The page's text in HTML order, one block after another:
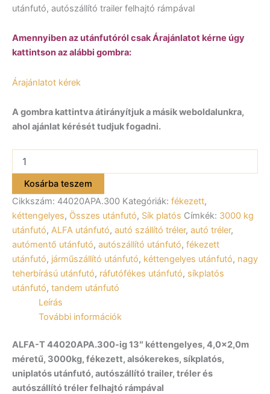
utánfutó, autószállító trailer felhajtó rámpával
Amennyiben az utánfutóról csak Árajánlatot kérne úgy
kattintson az alábbi gombra:
Árajánlatot kérek
A gombra kattintva átirányítjuk a másik weboldalunkra,
ahol ajánlat kérését tudjuk fogadni.
44020APA.300
kéttengelyes
fékezett
utánfutó
400x200cm
3000kg
össztömeg
mennyiség
Kosárba teszem
Cikkszám: 44020APA.300 Kategóriák: fékezett,
kéttengelyes, Összes utánfutó, Sík platós Címkék: 3000 kg
utánfutó, ALFA utánfutó, autó szállító tréler, autó tréler,
autómentő utánfutó, autószállító utánfutó, fékezett
utánfutó, járműszállító utánfutó, kéttengelyes utánfutó, nagy
teherbírású utánfutó, ráfutófékes utánfutó, síkplatós
utánfutó, tandem utánfutó
Leírás
További információk
ALFA-T 44020APA.300-ig 13″ kéttengelyes, 4,0×2,0m
méretű, 3000kg, fékezett, alsókerekes, síkplatós,
uniplatós utánfutó, autószállító trailer, tréler és
autószállító tréler felhajtó rámpával